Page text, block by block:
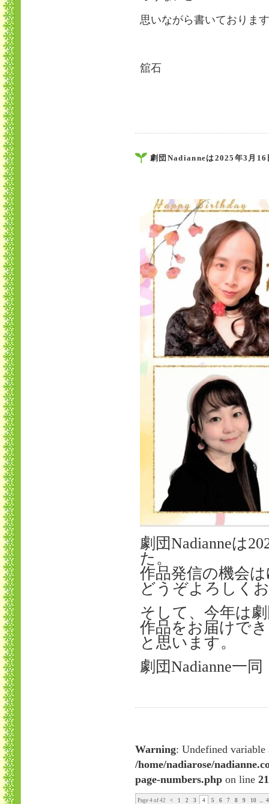
思いながら書いておりま
舘石
劇団Nadianneは2025年3月
劇団Nadianneは
た。
作品発信の機会
どうぞよろしく
そして、今年は
作品をお届けで
と思います。
劇団Nadianne一同
Warning: Undefined
/home/nadiarose/
page-numbers.php on line
Page 4 of 42 < 1 2 3 4 5 6 7 8 9 10 ...